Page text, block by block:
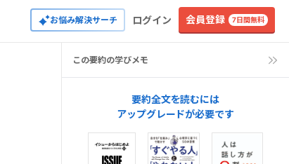
お悩み解決サーチ ログイン 会員登録 7日間無料
この要約の学びメモ
要約全文を読むには
アップグレードが必要です